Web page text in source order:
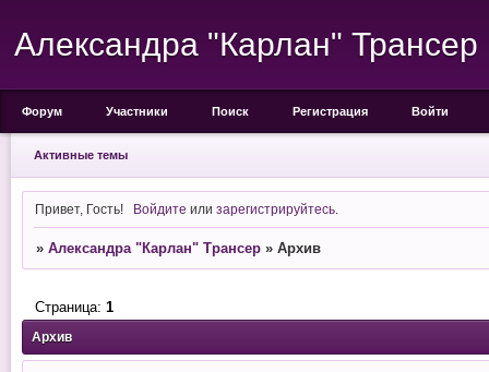
Александра "Карлан" Трансер
Форум Участники Поиск Регистрация Войти
Активные темы
Привет, Гость! Войдите илизарегистрируйтесь
»Александра "Карлан" Трансер »Архив
Архив
Страница:1